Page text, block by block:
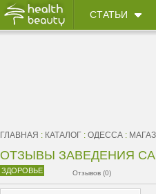
СТАТЬИ
ГЛАВНАЯ : КАТАЛОГ : ОДЕССА :
ОТЗЫВЫ ЗАВЕДЕНИЯ
ЗДОРОВЬЕ Отзывов (0)